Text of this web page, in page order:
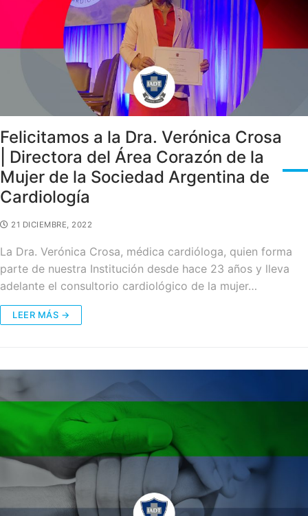
Felicitamos a la Dra. Verónica Crosa
| Directora del Área Corazón de la
Mujer de la Sociedad Argentina de
Cardiología
21 DICIEMBRE, 2022
La Dra. Verónica Crosa, médica cardióloga, quien forma
parte de nuestra Institución desde hace 23 años y lleva
adelante el consultorio cardiológico de la mujer…
LEER MÁS →